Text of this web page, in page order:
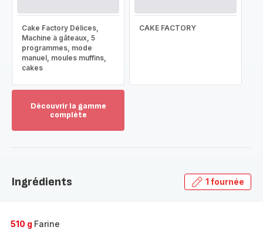
Cake Factory Délices,
Machine à gâteaux, 5
programmes, mode
manuel, moules muffins,
cakes
CAKE FACTORY
Découvrir la gamme
complète
gamme
Ingrédients 1 fournée
510 g Farine